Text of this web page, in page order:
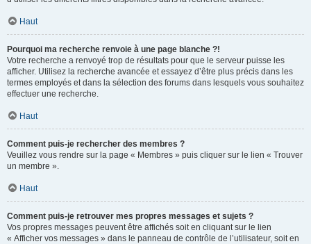
Haut
Pourquoi ma recherche renvoie à une page blanche ?!
Votre recherche a renvoyé trop de résultats pour que le serveur puisse les
afficher. Utilisez la recherche avancée et essayez d’être plus précis dans les
termes employés et dans la sélection des forums dans lesquels vous souhaitez
effectuer une recherche.
Haut
Comment puis-je rechercher des membres ?
Veuillez vous rendre sur la page « Membres » puis cliquer sur le lien « Trouver
un membre ».
Haut
Comment puis-je retrouver mes propres messages et sujets ?
Vos propres messages peuvent être affichés soit en cliquant sur le lien
« Afficher vos messages » dans le panneau de contrôle de l’utilisateur, soit en